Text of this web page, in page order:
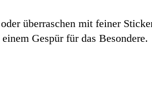
überraschen mit feiner
Gespür für das Besondere.